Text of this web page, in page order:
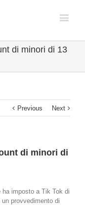
di minori di 13
Previous Next
di minori di
ha imposto a Tik Tok di
provvedimento di